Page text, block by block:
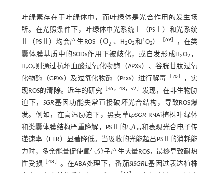
叶绿素存在于叶绿体中，而叶绿体是光合作用的发生场
所。在光照条件下，叶绿体中光系统Ⅰ（PSⅠ）和光系统
Ⅱ（PSⅡ）均会产生ROS（ O⋅−
2
O2· -、H2O2和 1O2 ） 69
，在类
囊体膜基质中的SODs作用下被歧化，或自发形成H2O2 ，
H₂O₂则通过抗坏血酸过氧化物酶（APXs）、谷胱甘肽过氧
化物酶（GPXs）及过氧化物酶（Prxs）进行解毒 ［70
，实
现ROS的清除。近年的研究 ［46， 48，52
发现，在非生物胁
迫下，SGR基因功能失常直接破坏光合结构，导致ROS爆
发。例如，在高温胁迫下，黑麦草LpSGR-RNAi植株叶绿体
和类囊体膜结构严重降解，PSⅡ的Fv/Fm和表观光合电子传
递速率（ETR）显著降低。当吸收的光能超出PSⅡ的消耗能
力时，多余能量促使氧气分子产生大量ROS，最终导致耐热
性受损
48 。在ABA处理下，番茄SlSGRL基因过表达植株